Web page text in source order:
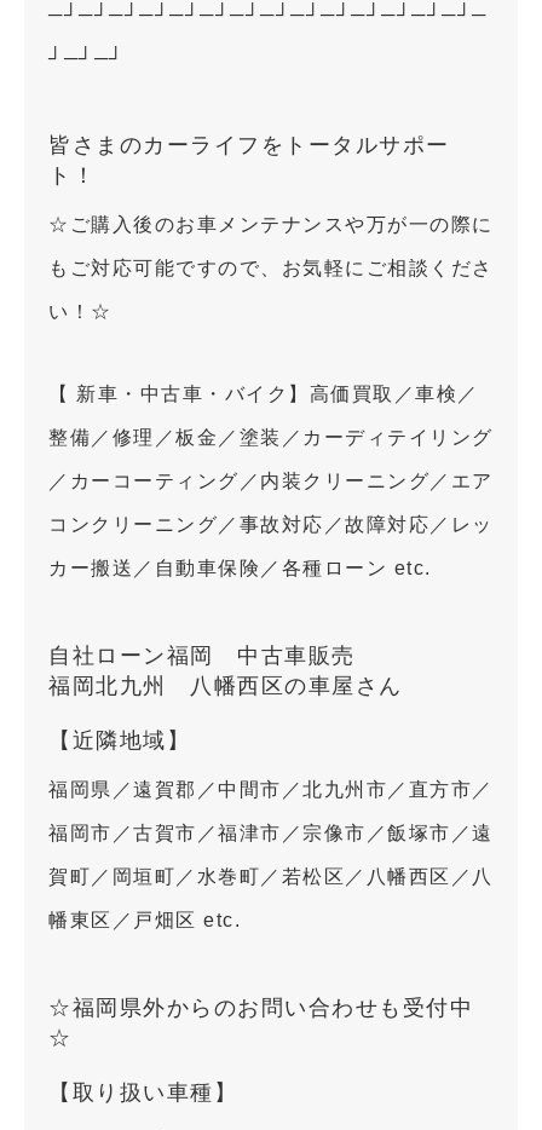
─┘─┘─┘─┘─┘─┘─┘─┘─┘─┘─┘─┘─┘─┘─
┘─┘─┘
皆さまのカーライフをトータルサポー
ト！
☆ご購入後のお車メンテナンスや万が一の際に
もご対応可能ですので、お気軽にご相談くださ
い！☆
【 新車・中古車・バイク】高価買取／車検／
整備／修理／板金／塗装／カーディテイリング
／カーコーティング／内装クリーニング／エア
コンクリーニング／事故対応／故障対応／レッ
カー搬送／自動車保険／各種ローン etc.
自社ローン福岡 中古車販売
福岡北九州 八幡西区の車屋さん
【近隣地域】
福岡県／遠賀郡／中間市／北九州市／直方市／
福岡市／古賀市／福津市／宗像市／飯塚市／遠
賀町／岡垣町／水巻町／若松区／八幡西区／八
幡東区／戸畑区 etc.
☆福岡県外からのお問い合わせも受付中
☆
【取り扱い車種】